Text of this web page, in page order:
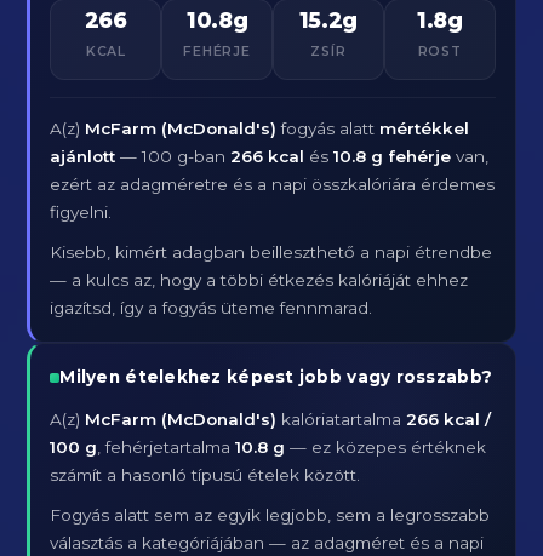
266
KCAL
10.8g
FEHÉRJE
15.2g
ZSÍR
1.8g
ROST
A(z) McFarm (McDonald's) fogyás alatt mértékkel
ajánlott — 100 g-ban266 kcal és10.8 g fehérje van,
ezért az adagméretre és a napi összkalóriára érdemes
figyelni.
Kisebb, kimért adagban beilleszthető a napi étrendbe
— a kulcs az, hogy a többi étkezés kalóriáját ehhez
igazítsd, így a fogyás üteme fennmarad.
Milyen ételekhez képest jobb vagy rosszabb?
A(z) McFarm (McDonald's) kalóriatartalma266 kcal /
100 g , fehérjetartalma10.8 g — ez közepes értéknek
számít a hasonló típusú ételek között.
Fogyás alatt sem az egyik legjobb, sem a legrosszabb
választás a kategóriájában — az adagméret és a napi